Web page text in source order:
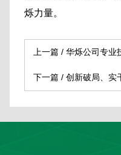
烁力量。
上一篇 /华烁公司专业
下一篇 /创新破局、实